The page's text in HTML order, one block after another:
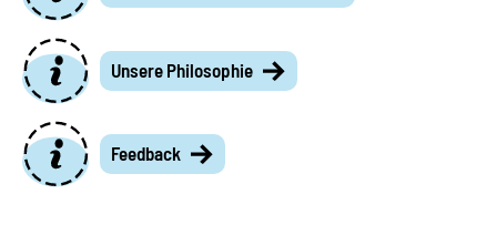
Unsere Philosophie
Feedback